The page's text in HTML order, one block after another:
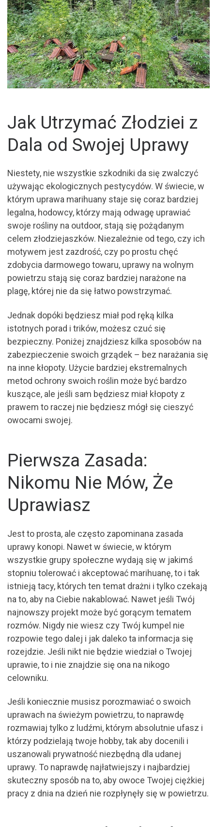
Jak Utrzymać Złodziei z
Dala od Swojej Uprawy
Niestety, nie wszystkie szkodniki da się zwalczyć
używając ekologicznych pestycydów. W świecie, w
którym uprawa marihuany staje się coraz bardziej
legalna, hodowcy, którzy mają odwagę uprawiać
swoje rośliny na outdoor, stają się pożądanym
celem złodziejaszków. Niezależnie od tego, czy ich
motywem jest zazdrość, czy po prostu chęć
zdobycia darmowego towaru, uprawy na wolnym
powietrzu stają się coraz bardziej narażone na
plagę, której nie da się łatwo powstrzymać.
Jednak dopóki będziesz miał pod ręką kilka
istotnych porad i trików, możesz czuć się
bezpieczny. Poniżej znajdziesz kilka sposobów na
zabezpieczenie swoich grządek – bez narażania się
na inne kłopoty. Użycie bardziej ekstremalnych
metod ochrony swoich roślin może być bardzo
kuszące, ale jeśli sam będziesz miał kłopoty z
prawem to raczej nie będziesz mógł się cieszyć
owocami swojej.
Pierwsza Zasada:
Nikomu Nie Mów, Że
Uprawiasz
Jest to prosta, ale często zapominana zasada
uprawy konopi. Nawet w świecie, w którym
wszystkie grupy społeczne wydają się w jakimś
stopniu tolerować i akceptować marihuanę, to i tak
istnieją tacy, których ten temat drażni i tylko czekają
na to, aby na Ciebie nakablować. Nawet jeśli Twój
najnowszy projekt może być gorącym tematem
rozmów. Nigdy nie wiesz czy Twój kumpel nie
rozpowie tego dalej i jak daleko ta informacja się
rozejdzie. Jeśli nikt nie będzie wiedział o Twojej
uprawie, to i nie znajdzie się ona na nikogo
celowniku.
Jeśli koniecznie musisz porozmawiać o swoich
uprawach na świeżym powietrzu, to naprawdę
rozmawiaj tylko z ludźmi, którym absolutnie ufasz i
którzy podzielają twoje hobby, tak aby docenili i
uszanowali prywatność niezbędną dla udanej
uprawy. To naprawdę najłatwiejszy i najbardziej
skuteczny sposób na to, aby owoce Twojej ciężkiej
pracy z dnia na dzień nie rozpłynęły się w powietrzu.